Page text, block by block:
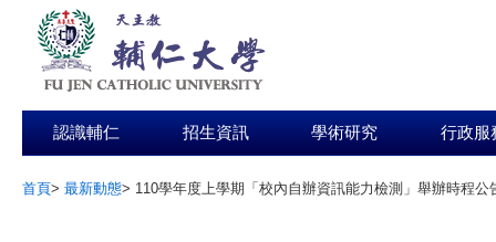
認識輔仁 招生資訊 學術研究 行政服
首頁> 最新動態> 110學年度上學期「校內自辦資訊能力檢測」舉辦時程公